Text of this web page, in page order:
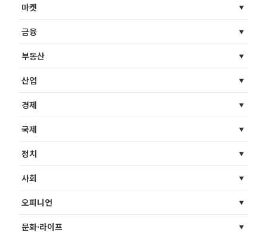
마켓
금융
부동산
산업
경제
국제
정치
사회
오피니언
문화·라이프